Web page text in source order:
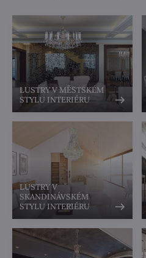
LUSTRY V MĚSTSKÉM
STYLU INTERIÉRU
LUSTRY V
SKANDINÁVSKÉM
STYLU INTERIÉRU